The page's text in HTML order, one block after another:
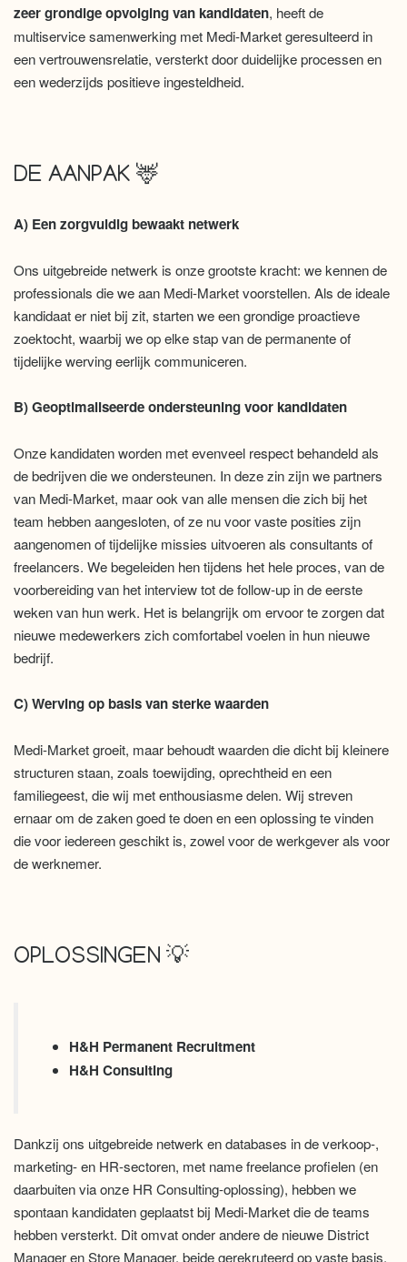
zeer grondige opvolging van kandidaten, heeft de
multiservice samenwerking met Medi-Market geresulteerd in
een vertrouwensrelatie, versterkt door duidelijke processen en
een wederzijds positieve ingesteldheid.
DE AANPAK 🦌
A) Een zorgvuldig bewaakt netwerk
Ons uitgebreide netwerk is onze grootste kracht: we kennen de
professionals die we aan Medi-Market voorstellen. Als de ideale
kandidaat er niet bij zit, starten we een grondige proactieve
zoektocht, waarbij we op elke stap van de permanente of
tijdelijke werving eerlijk communiceren.
B) Geoptimaliseerde ondersteuning voor kandidaten
Onze kandidaten worden met evenveel respect behandeld als
de bedrijven die we ondersteunen. In deze zin zijn we partners
van Medi-Market, maar ook van alle mensen die zich bij het
team hebben aangesloten, of ze nu voor vaste posities zijn
aangenomen of tijdelijke missies uitvoeren als consultants of
freelancers. We begeleiden hen tijdens het hele proces, van de
voorbereiding van het interview tot de follow-up in de eerste
weken van hun werk. Het is belangrijk om ervoor te zorgen dat
nieuwe medewerkers zich comfortabel voelen in hun nieuwe
bedrijf.
C) Werving op basis van sterke waarden
Medi-Market groeit, maar behoudt waarden die dicht bij kleinere
structuren staan, zoals toewijding, oprechtheid en een
familiegeest, die wij met enthousiasme delen. Wij streven
ernaar om de zaken goed te doen en een oplossing te vinden
die voor iedereen geschikt is, zowel voor de werkgever als voor
de werknemer.
OPLOSSINGEN 💡
H&H Permanent Recruitment
H&H Consulting
Dankzij ons uitgebreide netwerk en databases in de verkoop-,
marketing- en HR-sectoren, met name freelance profielen (en
daarbuiten via onze HR Consulting-oplossing), hebben we
spontaan kandidaten geplaatst bij Medi-Market die de teams
hebben versterkt. Dit omvat onder andere de nieuwe District
Manager en Store Manager, beide gerekruteerd op vaste basis.